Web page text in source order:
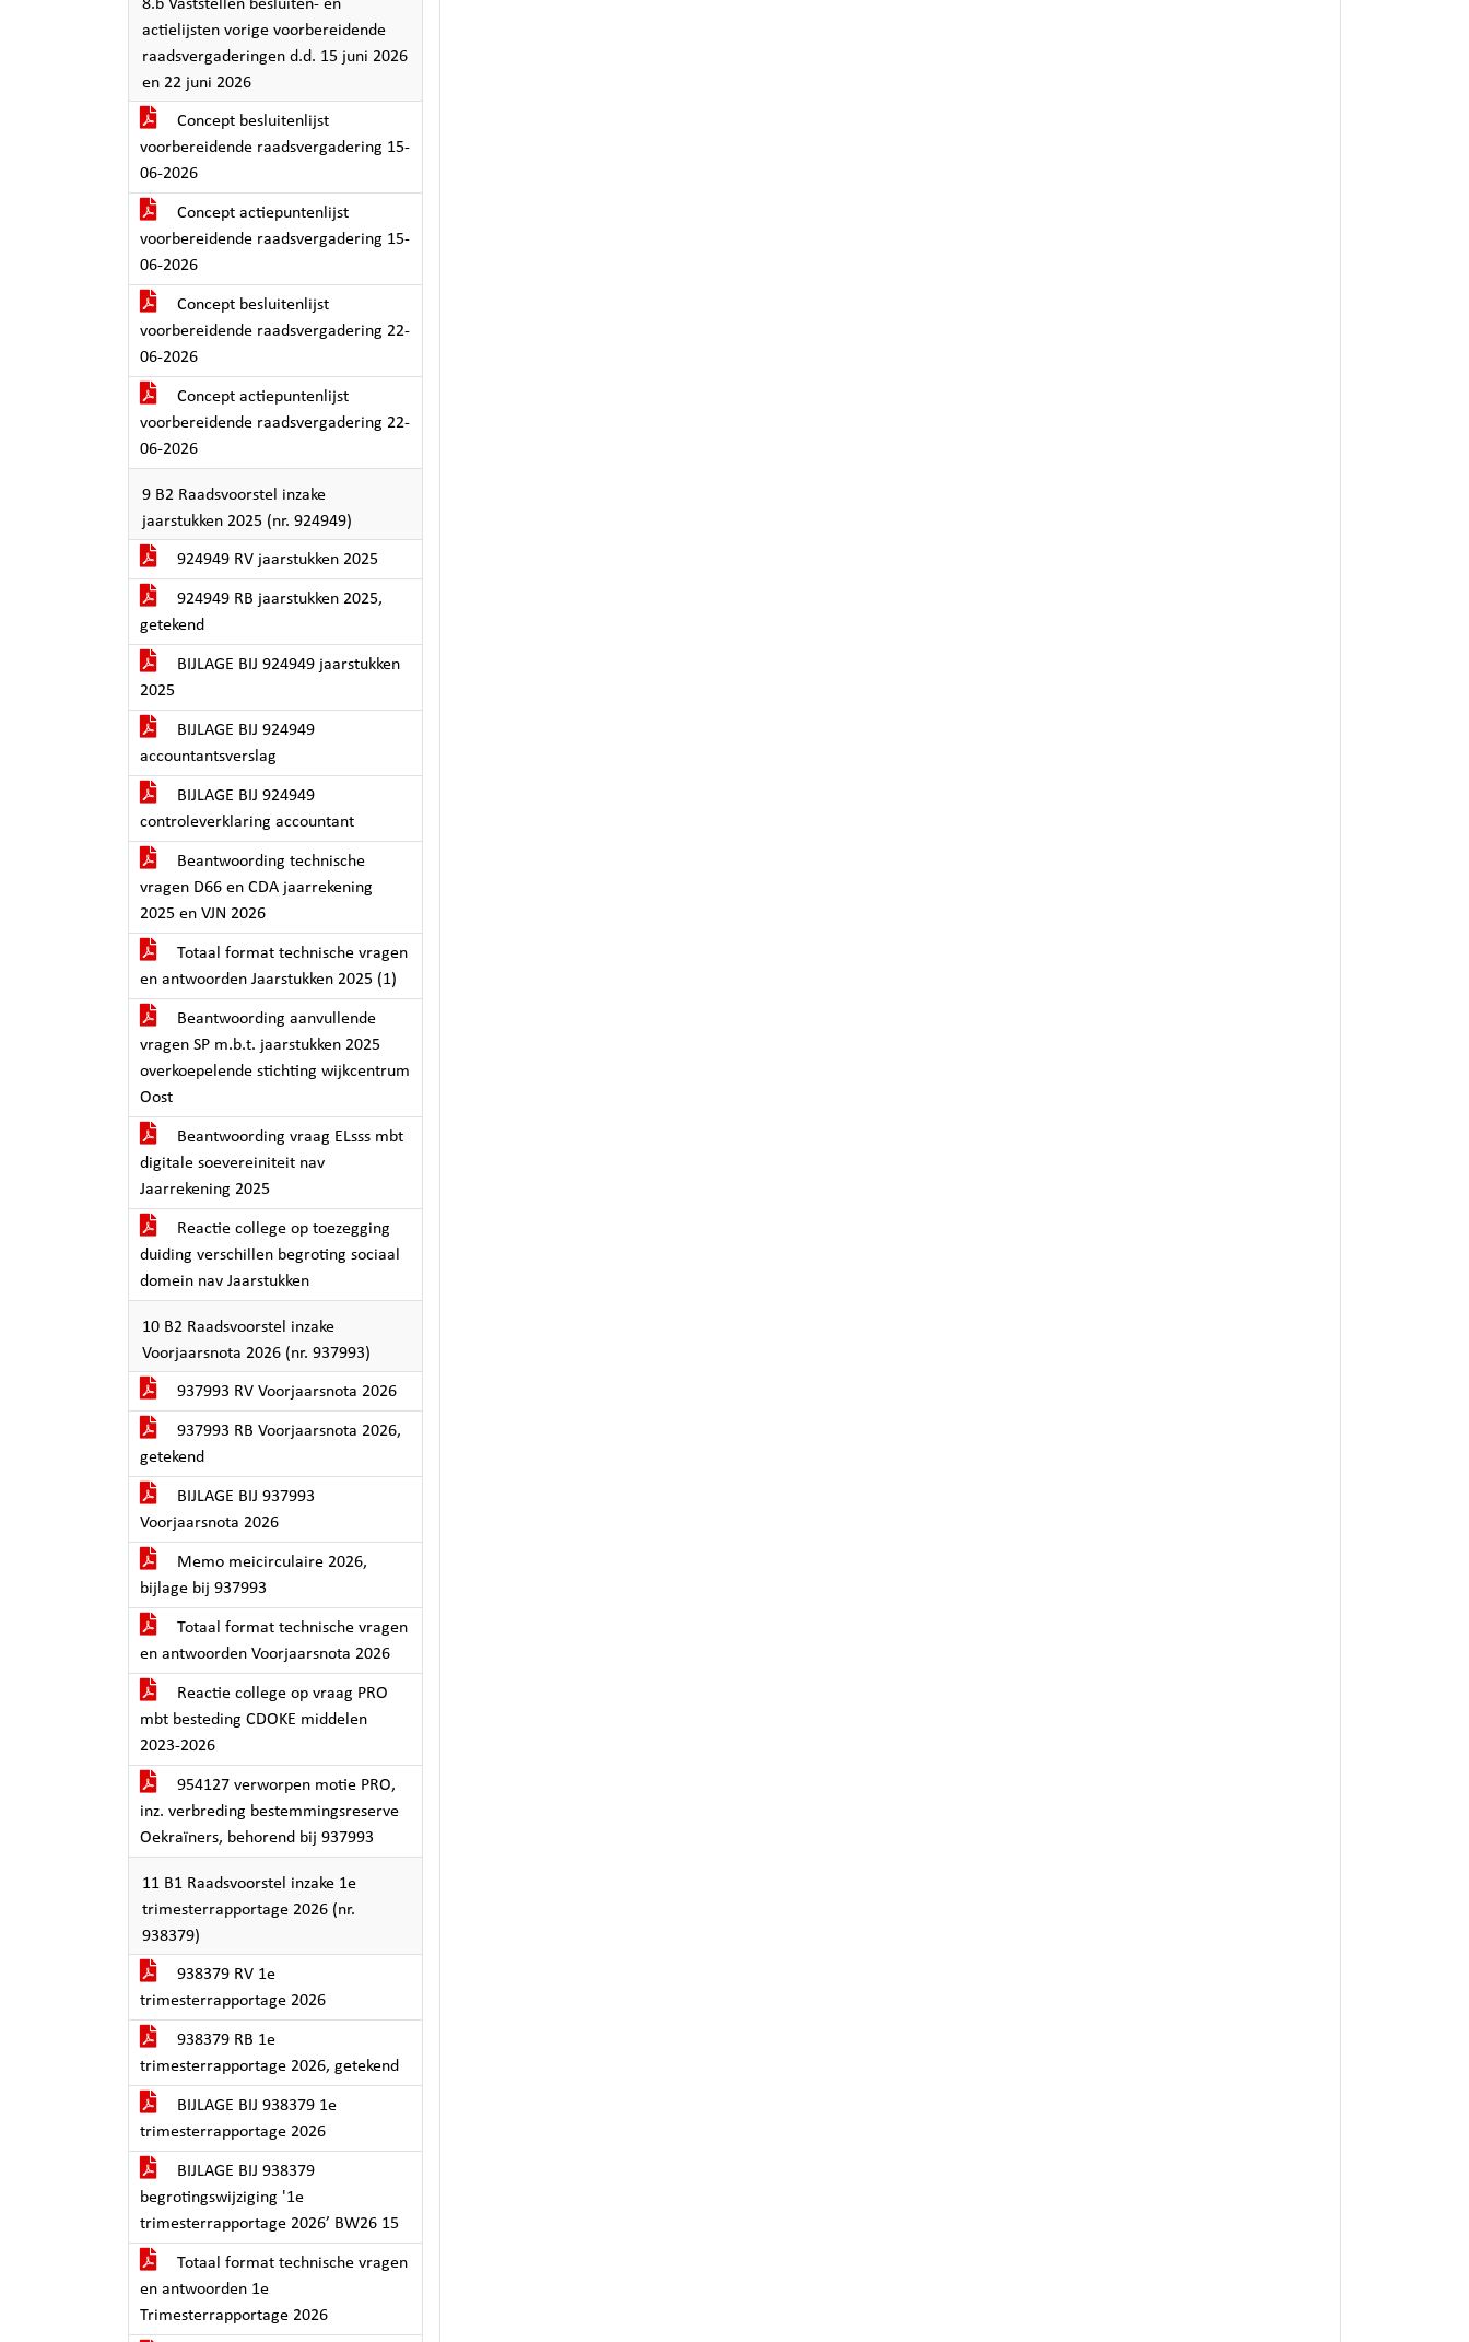
8.b Vaststellen besluiten- en
actielijsten vorige voorbereidende
raadsvergaderingen d.d. 15 juni 2026
en 22 juni 2026
Concept besluitenlijst
voorbereidende raadsvergadering 15-
06-2026
Concept actiepuntenlijst
voorbereidende raadsvergadering 15-
06-2026
Concept besluitenlijst
voorbereidende raadsvergadering 22-
06-2026
Concept actiepuntenlijst
voorbereidende raadsvergadering 22-
06-2026
9 B2 Raadsvoorstel inzake
jaarstukken 2025 (nr. 924949)
924949 RV jaarstukken 2025
924949 RB jaarstukken 2025,
getekend
BIJLAGE BIJ 924949 jaarstukken
2025
BIJLAGE BIJ 924949
accountantsverslag
BIJLAGE BIJ 924949
controleverklaring accountant
Beantwoording technische
vragen D66 en CDA jaarrekening
2025 en VJN 2026
Totaal format technische vragen
en antwoorden Jaarstukken 2025 (1)
Beantwoording aanvullende
vragen SP m.b.t. jaarstukken 2025
overkoepelende stichting wijkcentrum
Oost
Beantwoording vraag ELsss mbt
digitale soevereiniteit nav
Jaarrekening 2025
Reactie college op toezegging
duiding verschillen begroting sociaal
domein nav Jaarstukken
10 B2 Raadsvoorstel inzake
Voorjaarsnota 2026 (nr. 937993)
937993 RV Voorjaarsnota 2026
937993 RB Voorjaarsnota 2026,
getekend
BIJLAGE BIJ 937993
Voorjaarsnota 2026
Memo meicirculaire 2026,
bijlage bij 937993
Totaal format technische vragen
en antwoorden Voorjaarsnota 2026
Reactie college op vraag PRO
mbt besteding CDOKE middelen
2023-2026
954127 verworpen motie PRO,
inz. verbreding bestemmingsreserve
Oekraïners, behorend bij 937993
11 B1 Raadsvoorstel inzake 1e
trimesterrapportage 2026 (nr.
938379)
938379 RV 1e
trimesterrapportage 2026
938379 RB 1e
trimesterrapportage 2026, getekend
BIJLAGE BIJ 938379 1e
trimesterrapportage 2026
BIJLAGE BIJ 938379
begrotingswijziging '1e
trimesterrapportage 2026’ BW26 15
Totaal format technische vragen
en antwoorden 1e
Trimesterrapportage 2026